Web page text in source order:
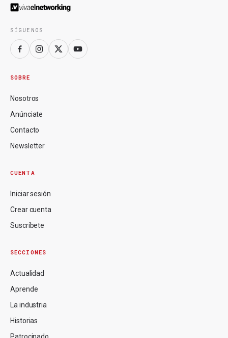
SÍGUENOS
SOBRE
Nosotros
Anúnciate
Contacto
Newsletter
CUENTA
Iniciar sesión
Crear cuenta
Suscríbete
SECCIONES
Actualidad
Aprende
La industria
Historias